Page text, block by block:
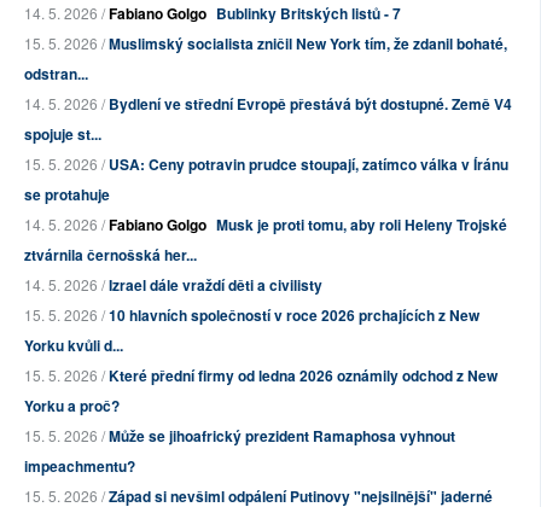
14. 5. 2026 /Fabiano Golgo Bublinky Britských listů - 7
15. 5. 2026 /Muslimský socialista zničil New York tím, že zdanil bohaté,
odstran...
14. 5. 2026 /Bydlení ve střední Evropě přestává být dostupné. Země V4
spojuje st...
15. 5. 2026 /USA: Ceny potravin prudce stoupají, zatímco válka v Íránu
se protahuje
14. 5. 2026 /Fabiano Golgo Musk je proti tomu, aby roli Heleny Trojské
ztvárnila černošská her...
14. 5. 2026 /Izrael dále vraždí děti a civilisty
15. 5. 2026 /10 hlavních společností v roce 2026 prchajících z New
Yorku kvůli d...
15. 5. 2026 /Které přední firmy od ledna 2026 oznámily odchod z New
Yorku a proč?
15. 5. 2026 /Může se jihoafrický prezident Ramaphosa vyhnout
impeachmentu?
15. 5. 2026 /Západ si nevšiml odpálení Putinovy "nejsilnější" jaderné